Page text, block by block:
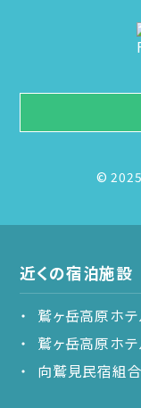
© 2025
近くの宿泊施設
鷲ヶ岳高原ホ
鷲ヶ岳高原ホ
向鷲見民宿組合